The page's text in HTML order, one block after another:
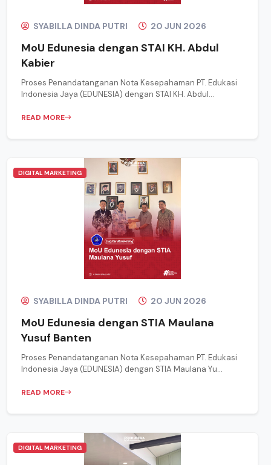
SYABILLA DINDA PUTRI 20 JUN 2026
MoU Edunesia dengan STAI KH. Abdul
Kabier
Proses Penandatanganan Nota Kesepahaman PT. Edukasi
Indonesia Jaya (EDUNESIA) dengan STAI KH. Abdul...
READ MORE
DIGITAL MARKETING
SYABILLA DINDA PUTRI 20 JUN 2026
MoU Edunesia dengan STIA Maulana
Yusuf Banten
Proses Penandatanganan Nota Kesepahaman PT. Edukasi
Indonesia Jaya (EDUNESIA) dengan STIA Maulana Yu...
READ MORE
DIGITAL MARKETING